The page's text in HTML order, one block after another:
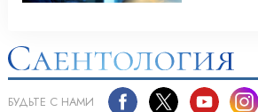
БУДЬТЕ С НАМИ